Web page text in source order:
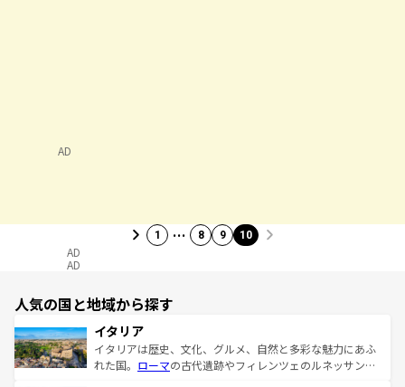
AD
1 … 8 9 10
AD
AD
人気の国と地域から探す
イタリア
イタリアは歴史、文化、グルメ、自然と多彩な魅力にあふ
れた国。 ローマの古代遺跡やフィレンツェのルネッサンス